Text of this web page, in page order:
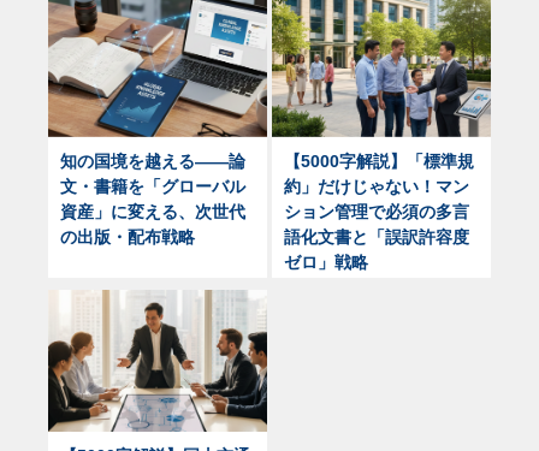
知の国境を越える——論
文・書籍を「グローバル
資産」に変える、次世代
の出版・配布戦略
【5000字解説】「標準規
約」だけじゃない！マン
ション管理で必須の多言
語化文書と「誤訳許容度
ゼロ」戦略